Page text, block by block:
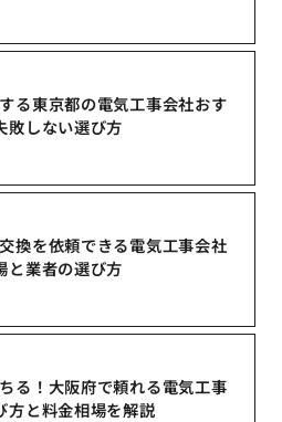
る東京都の電気工事会社おす
敗しない選び方
換を依頼できる電気工事会社
と業者の選び方
る！大阪府で頼れる電気工事
方と料金相場を解説